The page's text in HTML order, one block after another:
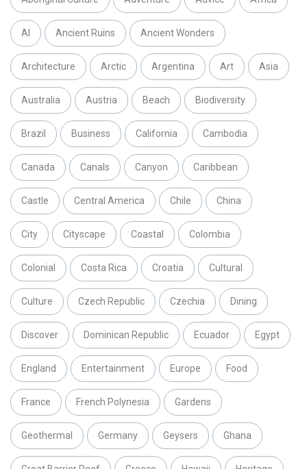
AI Ancient Ruins Ancient Wonders
Architecture Arctic Argentina Art Asia
Australia Austria Beach Biodiversity
Brazil Business California Cambodia
Canada Canals Canyon Caribbean
Castle Central America Chile China
City Cityscape Coastal Colombia
Colonial Costa Rica Croatia Cultural
Culture Czech Republic Czechia Dining
Discover Dominican Republic Ecuador Egypt
England Entertainment Europe Food
France French Polynesia Gardens
Geothermal Germany Geysers Ghana